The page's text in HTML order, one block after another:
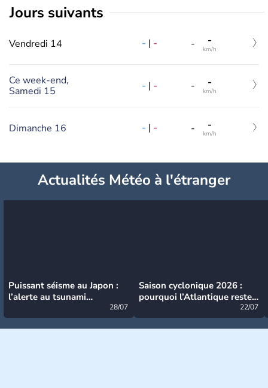
jours suivants
Vendredi 14 - | - - -
km/h
Ce week-end,
Samedi 15
- | - - -
km/h
Dimanche 16 - | - - -
km/h
Actualités Météo à l'étranger
Puissant séisme au Japon :
l’alerte au tsunami
28/07
Saison cyclonique 2026 :
pourquoi l’Atlantique reste
22/07